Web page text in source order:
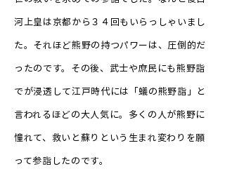
河上皇は京都から３４回もいらっしゃいまし
た。それほど熊野の持つパワーは、圧倒的だ
ったのです。その後、武士や庶民にも熊野詣
でが浸透して江戸時代には「蟻の熊野詣」と
言われるほどの大人気に。多くの人が熊野に
憧れて、救いと蘇りという生まれ変わりを願
って参詣したのです。